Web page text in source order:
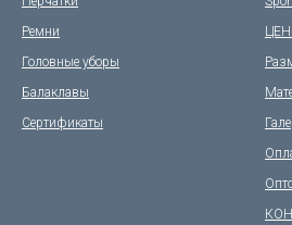
Ремни
Головные уборы
Балаклавы
Сертификаты